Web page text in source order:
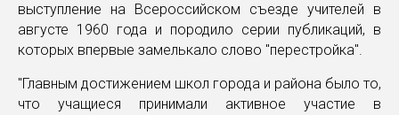
выступление на Всероссийском съезде учителей в
августе 1960 года и породило серии публикаций, в
которых впервые замелькало слово "перестройка".
"Главным достижением школ города и района было то,
что учащиеся принимали активное участие в